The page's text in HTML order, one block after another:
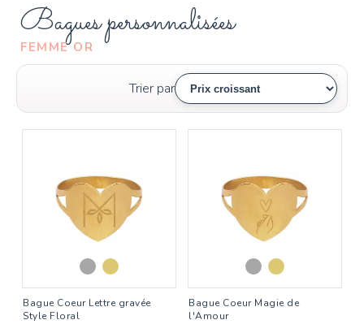
Bagues personnalisées
FEMME OR
Trier par
Bague Coeur Lettre gravée
Style Floral
Bague Coeur Magie de
l'Amour